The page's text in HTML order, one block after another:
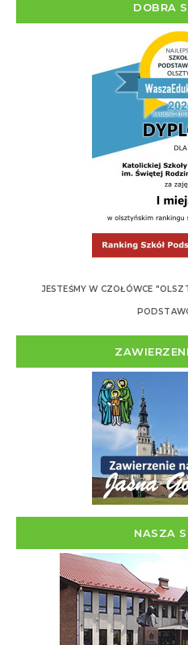
DOBRA
JESTEŚMY W CZOŁÓWCE
NASZA